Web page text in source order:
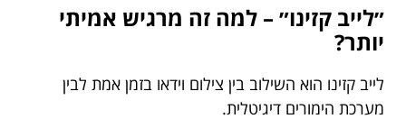
״לייב קזינו״ – למה זה מרגיש אמיתי
יותר?
לייב קזינו הוא השילוב בין צילום וידאו בזמן אמת לבין
מערכת הימורים דיגיטלית.